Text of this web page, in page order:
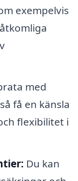
exempelvis
med
få en känsla
flexibilitet i
Du kan